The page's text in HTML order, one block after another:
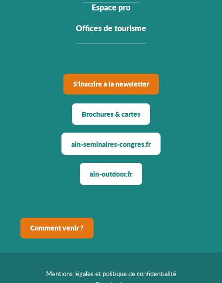
Espace pro
Offices de tourisme
S'inscrire à la newsletter
Brochures & cartes
ain-seminaires-congres.fr
ain-outdoor.fr
Comment venir ?
Mentions légales et politique de confidentialité